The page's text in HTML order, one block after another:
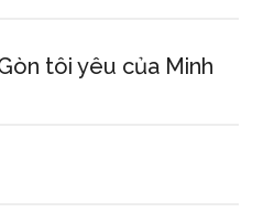
tôi yêu của Minh